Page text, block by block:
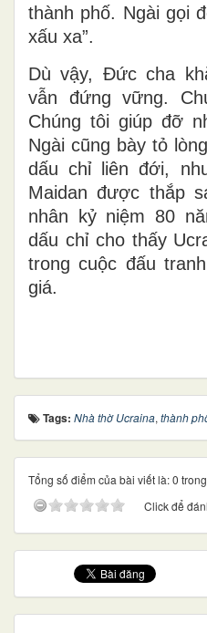
thành phố. Ngài gọi
xấu xa”.
Dù vậy, Đức cha
vẫn đứng vững.
Chúng tôi giúp đỡ
Ngài cũng bày tỏ
dấu chỉ liên đới,
Maidan được thắp
nhân kỷ niệm 80
dấu chỉ cho thấy
trong cuộc đấu
giá.
Tags: Nhà thờ Ucraina, thành
Tổng số điểm của bài viết là: 0
Click để